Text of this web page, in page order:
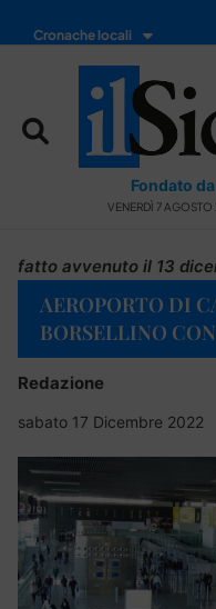
Cronache locali
Fondato
VENERDÌ 7
fatto avvenuto il 13
AEROPORTO DI
BORSELLINO
Redazione
sabato 17 Dicembre 2022